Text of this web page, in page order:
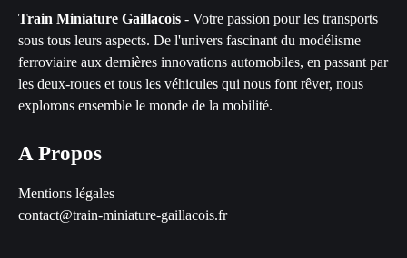
Train Miniature Gaillacois - Votre passion pour les transports
sous tous leurs aspects. De l'univers fascinant du modélisme
ferroviaire aux dernières innovations automobiles, en passant par
les deux-roues et tous les véhicules qui nous font rêver, nous
explorons ensemble le monde de la mobilité.
A Propos
Mentions légales
contact@train-miniature-gaillacois.fr